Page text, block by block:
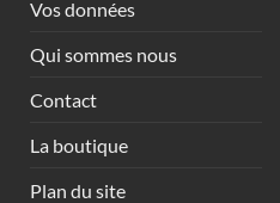
Vos données
Qui sommes nous
Contact
La boutique
Plan du site